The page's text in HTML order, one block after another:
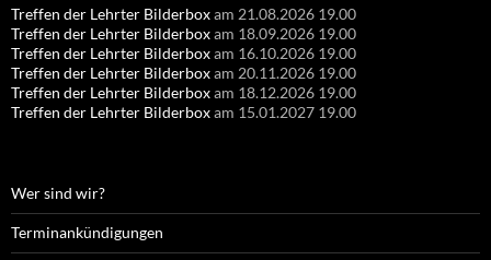
Treffen der Lehrter Bilderboxam 21.08.2026 19.00
Treffen der Lehrter Bilderboxam 18.09.2026 19.00
Treffen der Lehrter Bilderboxam 16.10.2026 19.00
Treffen der Lehrter Bilderboxam 20.11.2026 19.00
Treffen der Lehrter Bilderboxam 18.12.2026 19.00
Treffen der Lehrter Bilderboxam 15.01.2027 19.00
Wer sind wir?
Terminankündigungen